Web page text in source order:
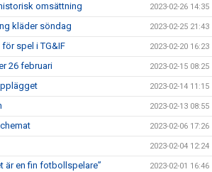
omsättning 2023-02-26 14:35
kläder söndag 2023-02-25 21:43
spel i TG&IF 2023-02-20 16:23
26 februari 2023-02-15 08:25
2023-02-14 11:15
2023-02-13 08:55
2023-02-06 17:26
2023-02-04 12:24
är en fin fotbollspelare” 2023-02-01 16:46